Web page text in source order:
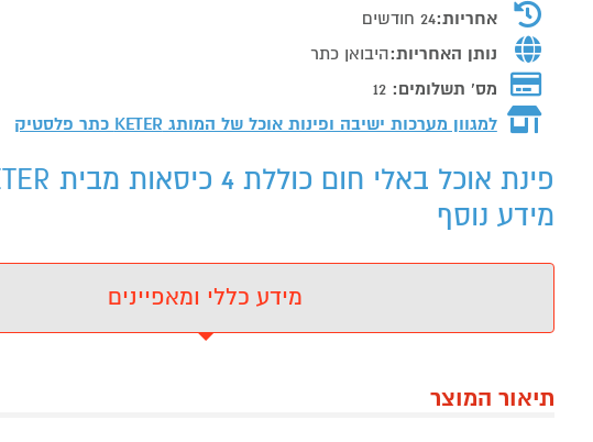
אחריות:24 חודשים
נותן האחריות:היבואן כתר
מס' תשלומים:12
למגוון מערכות ישיבה ופינות אוכל של המותג KETER כתר פלסטיק
מידע נוסף
מידע כללי ומאפיינים
תיאור המוצר